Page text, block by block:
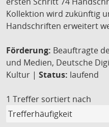
Kollektion wird zukünftig
Handschriften erweitert
Förderung: Beauftragte
und Medien, Deutsche
Kultur | Status: laufend
1 Treffer sortiert nach